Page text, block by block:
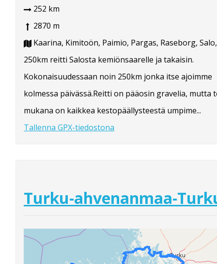
252 km
2870 m
Kaarina, Kimitoön, Paimio, Pargas, Raseborg,
250km reitti Salosta kemiönsaarelle ja takaisin.
Kokonaisuudessaan noin 250km jonka itse ajoimme
kolmessa päivässä.Reitti on pääosin gravelia, mutta
mukana on kaikkea kestopäällysteestä umpime...
Tallenna GPX-tiedostona
Turku-ahvenanmaa-